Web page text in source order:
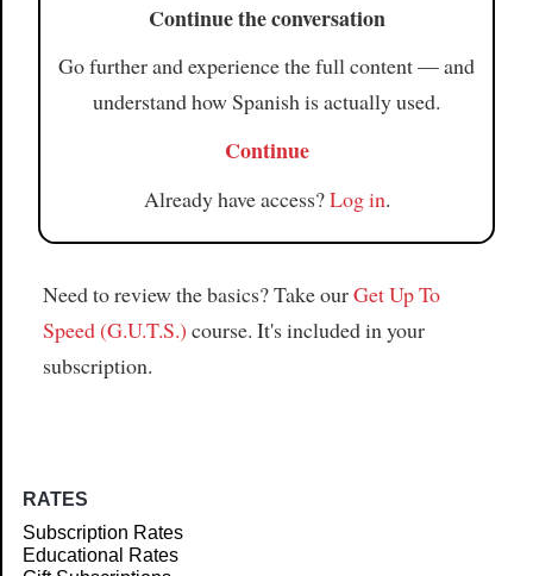
Continue the conversation
Go further and experience the full content — and
understand how Spanish is actually used.
Continue
Already have access?Log in.
Need to review the basics? Take ourGet Up To
Speed (G.U.T.S.) course. It's included in your
subscription.
RATES
Subscription Rates
Educational Rates